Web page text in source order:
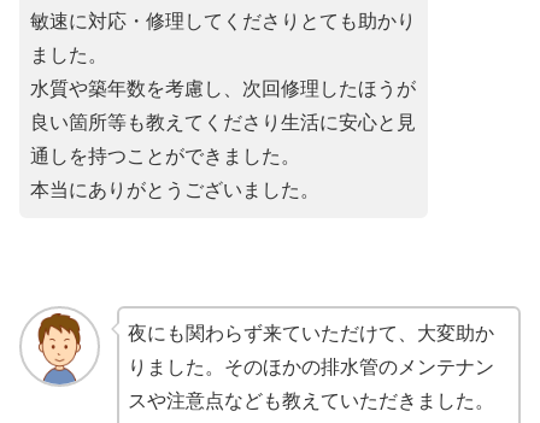
敏速に対応・修理してくださりとても助かり
ました。
水質や築年数を考慮し、次回修理したほうが
良い箇所等も教えてくださり生活に安心と見
通しを持つことができました。
本当にありがとうございました。
夜にも関わらず来ていただけて、大変助か
りました。そのほかの排水管のメンテナン
スや注意点なども教えていただきました。